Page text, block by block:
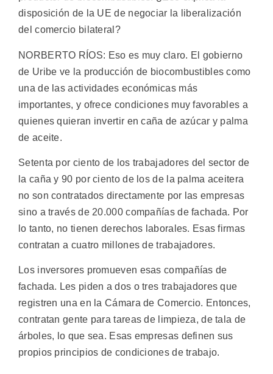
disposición de la UE de negociar la liberalización
del comercio bilateral?
NORBERTO RÍOS: Eso es muy claro. El gobierno
de Uribe ve la producción de biocombustibles como
una de las actividades económicas más
importantes, y ofrece condiciones muy favorables a
quienes quieran invertir en caña de azúcar y palma
de aceite.
Setenta por ciento de los trabajadores del sector de
la caña y 90 por ciento de los de la palma aceitera
no son contratados directamente por las empresas
sino a través de 20.000 compañías de fachada. Por
lo tanto, no tienen derechos laborales. Esas firmas
contratan a cuatro millones de trabajadores.
Los inversores promueven esas compañías de
fachada. Les piden a dos o tres trabajadores que
registren una en la Cámara de Comercio. Entonces,
contratan gente para tareas de limpieza, de tala de
árboles, lo que sea. Esas empresas definen sus
propios principios de condiciones de trabajo.